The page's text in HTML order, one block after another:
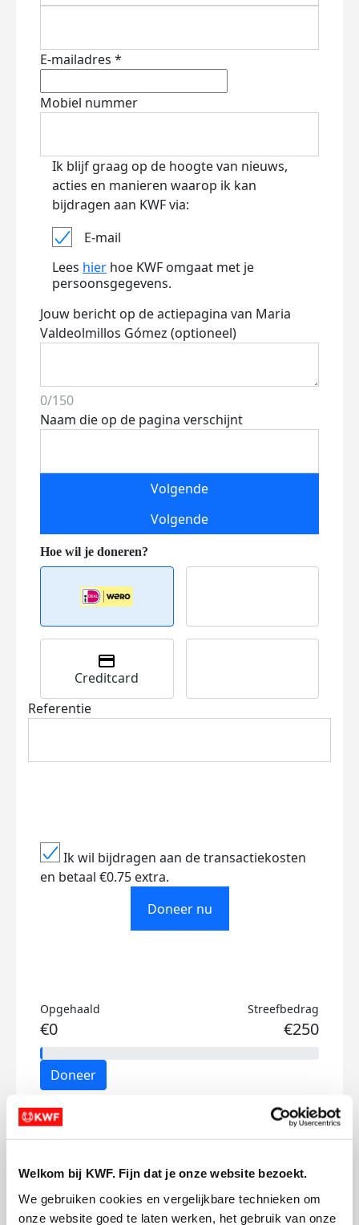
Welkom bij KWF. Fijn dat je onze website bezoekt.
We gebruiken cookies en vergelijkbare technieken om
onze website goed te laten werken, het gebruik van onze
E-mailadres *
Mobiel nummer
Ik blijf graag op de hoogte van nieuws,
acties en manieren waarop ik kan
bijdragen aan KWF via:
E-mail
Lees hier hoe KWF omgaat met je
persoonsgegevens.
Jouw bericht op de actiepagina van Maria
Valdeolmillos Gómez (optioneel)
0/150
Naam die op de pagina verschijnt
Volgende
Volgende
Creditcard
Referentie
Ik wil bijdragen aan de transactiekosten
en betaal €0.75 extra.
Doneer nu
Opgehaald
€0
Streefbedrag
€250
Doneer
Mijn activiteiten volgen